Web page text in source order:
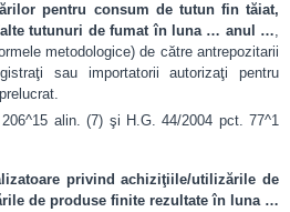
pentru consum de tutun fin tăiat,
tutunuri de fumat în luna … anul …,
metodologice) de către antrepozitarii
sau importatorii autorizaţi pentru
alin. (7) şi H.G. 44/2004 pct. 77^1
privind achiziţiile/utilizările de
de produse finite rezultate în luna …